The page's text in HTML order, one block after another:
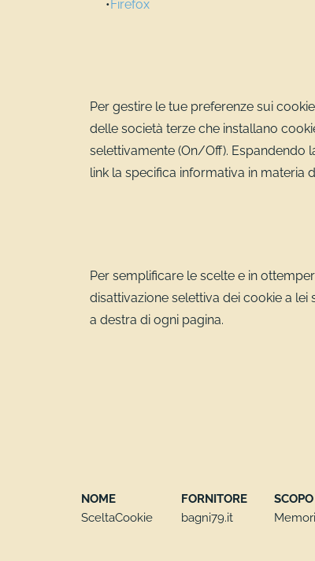
Firefox
Per gestire le tue preferenze sui
delle società terze che installano
selettivamente (On/Off). Espandendo
link la specifica informativa in materia
Per semplificare le scelte e in
disattivazione selettiva dei cookie a
a destra di ogni pagina.
NOME FORNITORE SCOPO
SceltaCookie
bagni79.it